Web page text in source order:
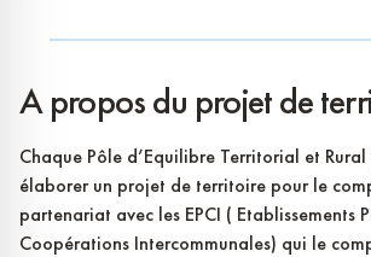
A propos du projet de
Chaque Pôle d’Equilibre Territorial et Rural
élaborer un projet de territoire pour le
partenariat avec les EPCI ( Etablissements
Coopérations Intercommunales) qui le